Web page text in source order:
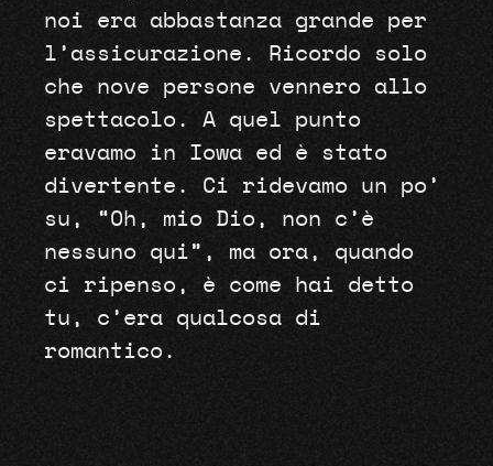
noi era abbastanza grande per
l’assicurazione. Ricordo solo
che nove persone vennero allo
spettacolo. A quel punto
eravamo in Iowa ed è stato
divertente. Ci ridevamo un po’
su, “Oh, mio ​​Dio, non c’è
nessuno qui”, ma ora, quando
ci ripenso, è come hai detto
tu, c’era qualcosa di
romantico.